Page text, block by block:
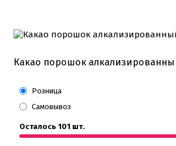
Какао порошок
Розница
Самовывоз
Осталось 101 шт.